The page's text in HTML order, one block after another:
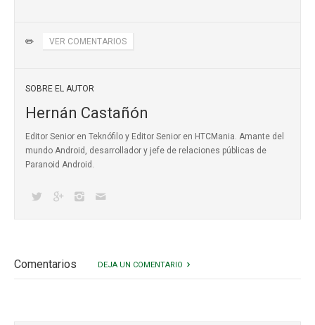
✏️ VER COMENTARIOS
SOBRE EL AUTOR
Hernán Castañón
Editor Senior en Teknófilo y Editor Senior en HTCMania. Amante del
mundo Android, desarrollador y jefe de relaciones públicas de
Paranoid Android.
Comentarios DEJA UN COMENTARIO